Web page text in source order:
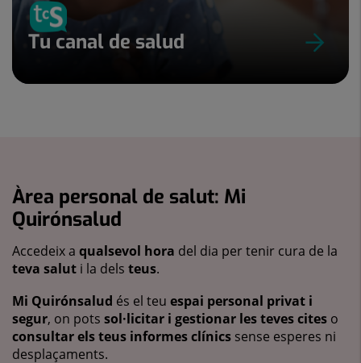
Tu canal de salud
Àrea personal de salut: Mi
Quirónsalud
Accedeix a qualsevol hora del dia per tenir cura de la
teva salut i la dels teus.
Mi Quirónsalud és el teu espai personal privat i
segur, on pots sol·licitar i gestionar les teves cites o
consultar els teus informes clínics sense esperes ni
desplaçaments.